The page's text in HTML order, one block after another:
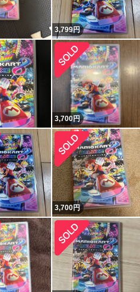
3,799円
3,700円
3,700円